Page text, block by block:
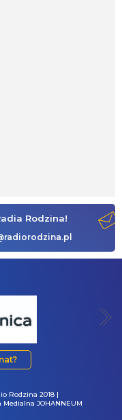
Rodzina!
Rodzina 2018 |
Medialna JOHANNEUM